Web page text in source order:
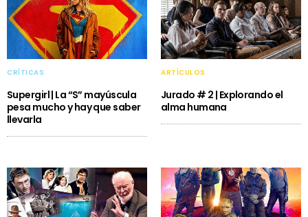
CRÍTICAS
Supergirl | La “S” mayúscula
pesa mucho y hay que saber
llevarla
ARTÍCULOS
Jurado # 2 | Explorando el
alma humana